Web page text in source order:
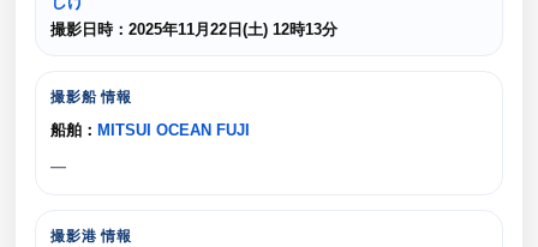
撮影日時：2025年11月22日(土) 12時13分
撮影船 情報
船舶： MITSUI OCEAN FUJI
—
撮影港 情報